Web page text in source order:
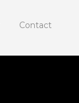
Contact